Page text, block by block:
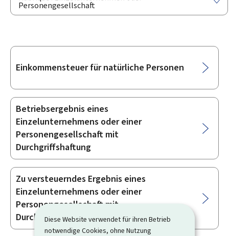
Diese Website verwendet für ihren Betrieb
notwendige Cookies, ohne Nutzung
Personengesellschaft
Unterrubriken
Einkommensteuer für natürliche Personen
Betriebsergebnis eines
Einzelunternehmens oder einer
Personengesellschaft mit
Durchgriffshaftung
Zu versteuerndes Ergebnis eines
Einzelunternehmens oder einer
Personengesellschaft mit
Durchgriffshaftung